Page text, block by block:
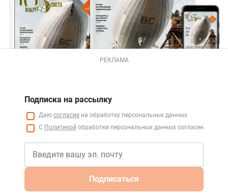
РЕКЛАМА
Подписка на рассылку
Даю согласие на обработку персональных данных
С Политикой обработки персональных данных согласен
Подписаться